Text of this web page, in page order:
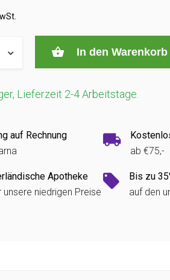
In den Warenkorb
Lieferzeit 2-4 Arbeitstage.
auf Rechnung
ab €75,-
Apotheke
unsere niedrigen Preise
Bis zu
auf den